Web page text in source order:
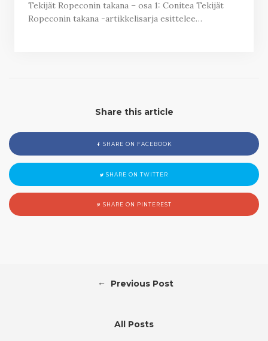
Tekijät Ropeconin takana – osa 1: Conitea Tekijät
Ropeconin takana -artikkelisarja esittelee…
Share this article
SHARE ON FACEBOOK
SHARE ON TWITTER
SHARE ON PINTEREST
← Previous Post
All Posts